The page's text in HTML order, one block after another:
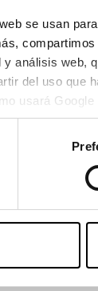
se usan
análisis web,
usará Google
Oakley
OAKLEY
162,40€